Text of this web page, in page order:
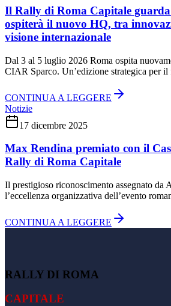
Il Rally di Roma Capitale
ospiterà il nuovo HQ, tra
visione internazionale
Dal 3 al 5 luglio 2026 Roma ospita
CIAR Sparco. Un’edizione strategica per
CONTINUA A LEGGERE
Notizie
17 dicembre 2025
Max Rendina premiato con il
Rally di Roma Capitale
Il prestigioso riconoscimento assegnato da
l’eccellenza organizzativa dell’evento
CONTINUA A LEGGERE
RALLY DI ROMA
CAPITALE